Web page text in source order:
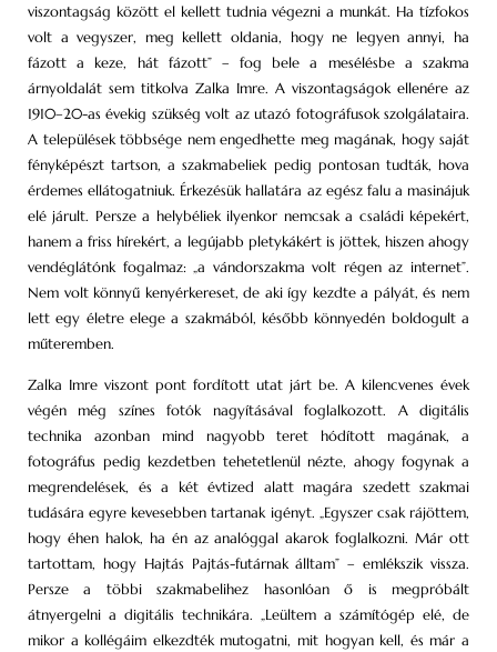
viszontagság között el kellett tudnia végezni a munkát. Ha tízfokos
volt a vegyszer, meg kellett oldania, hogy ne legyen annyi, ha
fázott a keze, hát fázott” – fog bele a mesélésbe a szakma
árnyoldalát sem titkolva Zalka Imre. A viszontagságok ellenére az
1910–20-as évekig szükség volt az utazó fotográfusok szolgálataira.
A települések többsége nem engedhette meg magának, hogy saját
fényképészt tartson, a szakmabeliek pedig pontosan tudták, hova
érdemes ellátogatniuk. Érkezésük hallatára az egész falu a masinájuk
elé járult. Persze a helybéliek ilyenkor nemcsak a családi képekért,
hanem a friss hírekért, a legújabb pletykákért is jöttek, hiszen ahogy
vendéglátónk fogalmaz: „a vándorszakma volt régen az internet”.
Nem volt könnyű kenyérkereset, de aki így kezdte a pályát, és nem
lett egy életre elege a szakmából, később könnyedén boldogult a
műteremben.
Zalka Imre viszont pont fordított utat járt be. A kilencvenes évek
végén még színes fotók nagyításával foglalkozott. A digitális
technika azonban mind nagyobb teret hódított magának, a
fotográfus pedig kezdetben tehetetlenül nézte, ahogy fogynak a
megrendelések, és a két évtized alatt magára szedett szakmai
tudására egyre kevesebben tartanak igényt. „Egyszer csak rájöttem,
hogy éhen halok, ha én az analóggal akarok foglalkozni. Már ott
tartottam, hogy Hajtás Pajtás-futárnak álltam” – emlékszik vissza.
Persze a többi szakmabelihez hasonlóan ő is megpróbált
átnyergelni a digitális technikára. „Leültem a számítógép elé, de
mikor a kollégáim elkezdték mutogatni, mit hogyan kell, és már a